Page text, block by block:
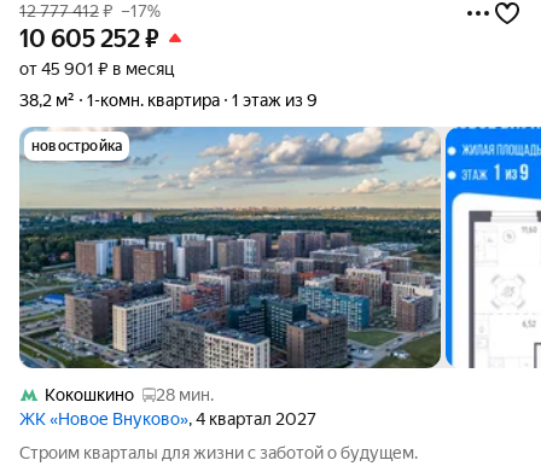
12 777 412₽ –17%
10 605 252₽
от 45 901 ₽ в месяц
38,2 м²
1-комн. квартира 1 этаж из 9
новостройка
Кокошкино
28 мин.
ЖК «Новое Внуково», 4 квартал 2027
Строим кварталы для жизни с заботой о будущем.